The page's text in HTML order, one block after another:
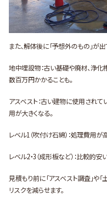
また、解体後に「予想外のもの」が
地中埋設物：古い基礎や廃材、浄化
数百万円かかることも。
アスベスト：古い建物に使用され
用が大きくなる。
レベル1（吹付け石綿）：処理費用が
レベル2・3（成形板など）：比較的
見積もり前に「アスベスト調査」や
リスクを減らせます。